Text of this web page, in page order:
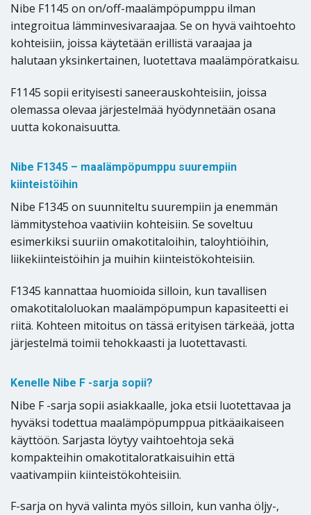
Nibe F1145 on on/off-maalämpöpumppu ilman
integroitua lämminvesivaraajaa. Se on hyvä vaihtoehto
kohteisiin, joissa käytetään erillistä varaajaa ja
halutaan yksinkertainen, luotettava maalämpöratkaisu.
F1145 sopii erityisesti saneerauskohteisiin, joissa
olemassa olevaa järjestelmää hyödynnetään osana
uutta kokonaisuutta.
Nibe F1345 – maalämpöpumppu suurempiin
kiinteistöihin
Nibe F1345 on suunniteltu suurempiin ja enemmän
lämmitystehoa vaativiin kohteisiin. Se soveltuu
esimerkiksi suuriin omakotitaloihin, taloyhtiöihin,
liikekiinteistöihin ja muihin kiinteistökohteisiin.
F1345 kannattaa huomioida silloin, kun tavallisen
omakotitaloluokan maalämpöpumpun kapasiteetti ei
riitä. Kohteen mitoitus on tässä erityisen tärkeää, jotta
järjestelmä toimii tehokkaasti ja luotettavasti.
Kenelle Nibe F -sarja sopii?
Nibe F -sarja sopii asiakkaalle, joka etsii luotettavaa ja
hyväksi todettua maalämpöpumppua pitkäaikaiseen
käyttöön. Sarjasta löytyy vaihtoehtoja sekä
kompakteihin omakotitaloratkaisuihin että
vaativampiin kiinteistökohteisiin.
F-sarja on hyvä valinta myös silloin, kun vanha öljy-,